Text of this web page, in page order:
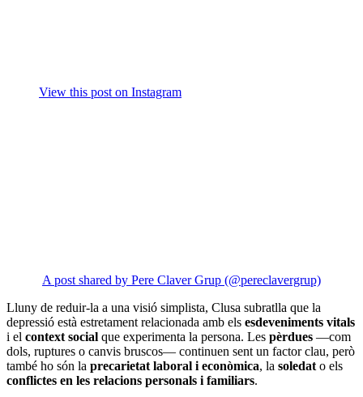
View this post on Instagram
A post shared by Pere Claver Grup (@pereclavergrup)
Lluny de reduir-la a una visió simplista, Clusa subratlla que la
depressió està estretament relacionada amb els esdeveniments vitals
i el context social que experimenta la persona. Les pèrdues —com
dols, ruptures o canvis bruscos— continuen sent un factor clau, però
també ho són la precarietat laboral i econòmica, la soledato els
conflictes en les relacions personals i familiars.